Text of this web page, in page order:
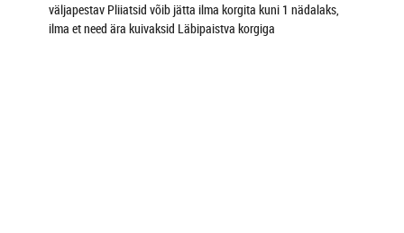
väljapestav Pliiatsid võib jätta ilma korgita kuni 1 nädalaks,
ilma et need ära kuivaksid Läbipaistva korgiga